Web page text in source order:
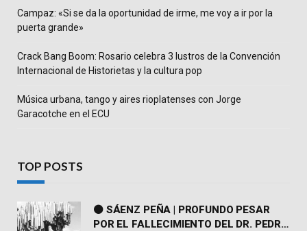
Campaz: «Si se da la oportunidad de irme, me voy a ir por la
puerta grande»
Crack Bang Boom: Rosario celebra 3 lustros de la Convención
Internacional de Historietas y la cultura pop
Música urbana, tango y aires rioplatenses con Jorge
Garacotche en el ECU
TOP POSTS
⚫ SÁENZ PEÑA | PROFUNDO PESAR
POR EL FALLECIMIENTO DEL DR. PEDRO